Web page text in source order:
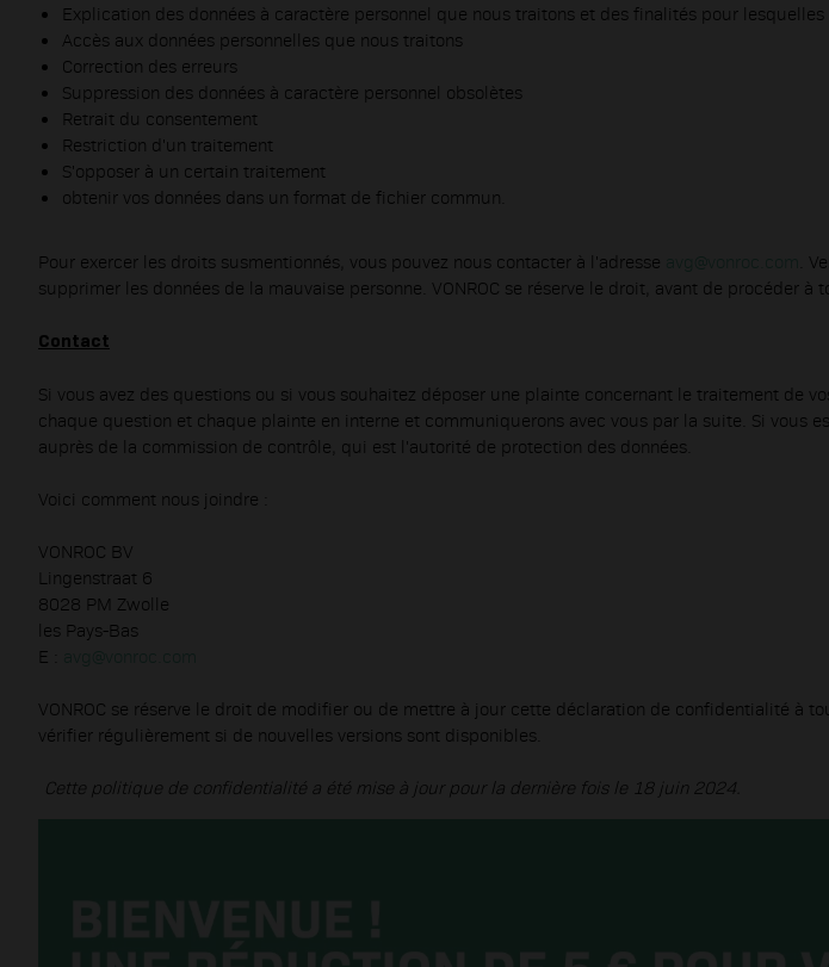
Explication des données à caractère personnel que nous traitons et des finalités pour lesquelles
Accès aux données personnelles que nous traitons
Correction des erreurs
Suppression des données à caractère personnel obsolètes
Retrait du consentement
Restriction d'un traitement
S'opposer à un certain traitement
obtenir vos données dans un format de fichier commun.
Pour exercer les droits susmentionnés, vous pouvez nous contacter à l'adresse
.
supprimer les données de la mauvaise personne. VONROC se réserve le droit, avant de procéder
Contact
Si vous avez des questions ou si vous souhaitez déposer une plainte concernant le traitement de
chaque question et chaque plainte en interne et communiquerons avec vous par la suite. Si vous
auprès de la commission de contrôle, qui est l'autorité de protection des données.
Voici comment nous joindre :
VONROC BV
Lingenstraat 6
8028 PM Zwolle
les Pays-Bas
E :
VONROC se réserve le droit de modifier ou de mettre à jour cette déclaration de confidentialité à
vérifier régulièrement si de nouvelles versions sont disponibles.
Cette politique de confidentialité a été mise à jour pour la dernière fois le 18 juin 2024.